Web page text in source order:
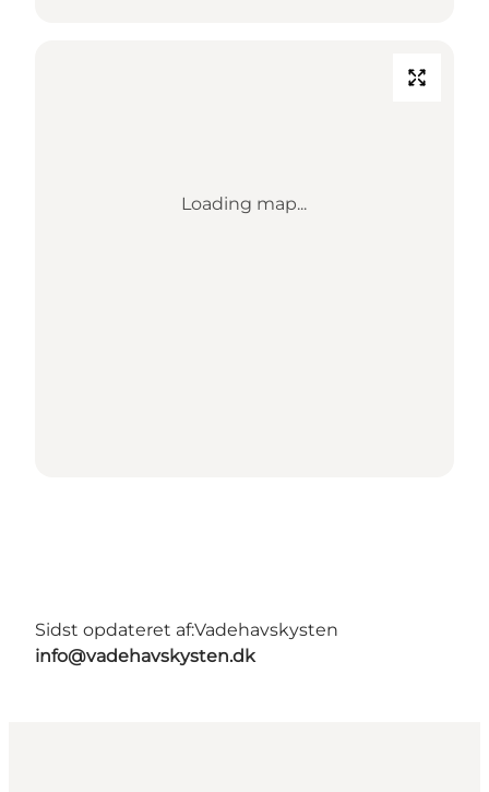
Loading map...
Sidst opdateret af:Vadehavskysten
info@vadehavskysten.dk